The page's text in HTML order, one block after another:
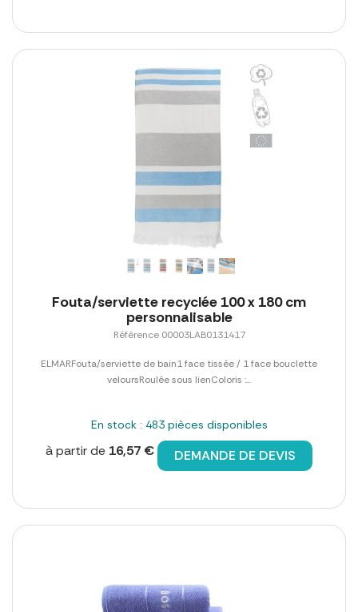
Fouta/serviette recyclée 100 x 180 cm
personnalisable
Référence 00003LAB0131417
ELMARFouta/serviette de bain1 face tissée / 1 face bouclette
veloursRoulée sous lienColoris :...
En stock : 483 pièces disponibles
à partir de 16,57 € DEMANDE DE DEVIS